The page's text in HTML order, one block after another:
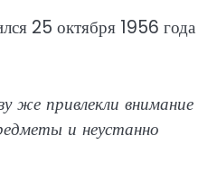
25 октября 1956
же привлекли внимание
и неустанно